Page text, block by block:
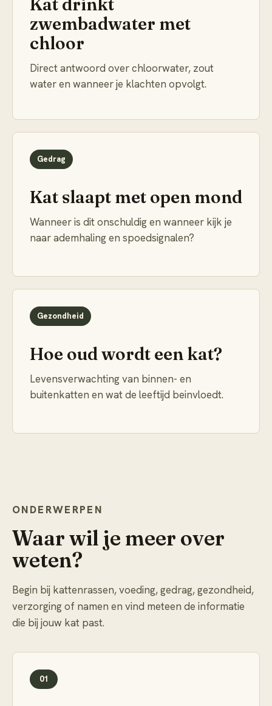
Kat drinkt
zwembadwater met
chloor
Direct antwoord over chloorwater, zout
water en wanneer je klachten opvolgt.
Gedrag
Kat slaapt met open mond
Wanneer is dit onschuldig en wanneer kijk je
naar ademhaling en spoedsignalen?
Gezondheid
Hoe oud wordt een kat?
Levensverwachting van binnen- en
buitenkatten en wat de leeftijd beinvloedt.
ONDERWERPEN
Waar wil je meer over
weten?
Begin bij kattenrassen, voeding, gedrag, gezondheid,
verzorging of namen en vind meteen de informatie
die bij jouw kat past.
01